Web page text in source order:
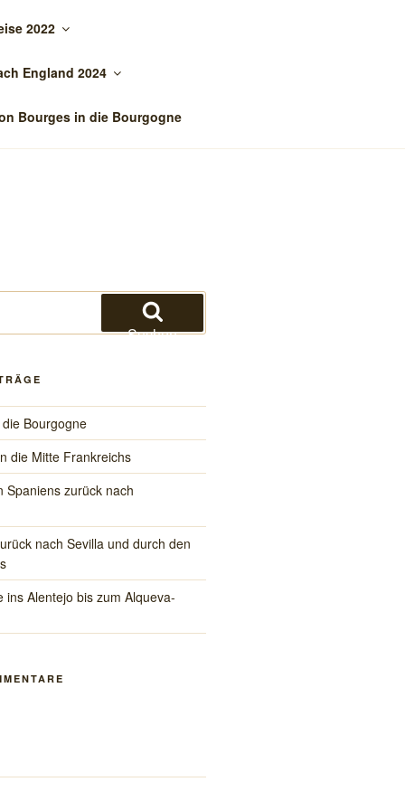
2022
England 2024
Bourges in die Bourgogne
Suchen
Bourgogne
die Mitte Frankreichs
Spaniens zurück nach
nach Sevilla und durch den
ins Alentejo bis zum Alqueva-